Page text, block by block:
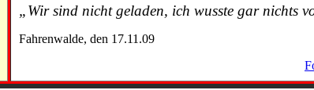
„Wir sind nicht geladen, ich wusste gar nichts
Fahrenwalde, den 17.11.09